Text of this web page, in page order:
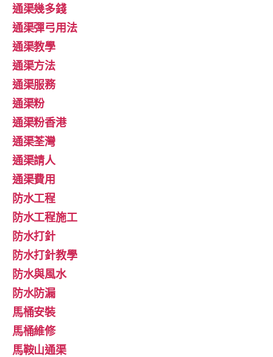
通渠幾多錢
通渠彈弓用法
通渠教學
通渠方法
通渠服務
通渠粉
通渠粉香港
通渠荃灣
通渠請人
通渠費用
防水工程
防水工程施工
防水打針
防水打針教學
防水與風水
防水防漏
馬桶安裝
馬桶維修
馬鞍山通渠